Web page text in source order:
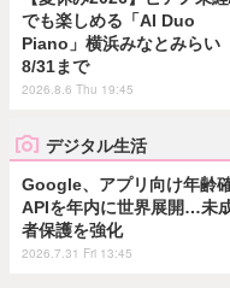
でも楽しめる「AI Duo
Piano」横浜みなとみらい
8/31まで
2026.8.6 Thu 19:45
デジタル生活
Google、アプリ向け年齢
APIを年内に世界展開…未
者保護を強化
2026.7.31 Fri 13:45